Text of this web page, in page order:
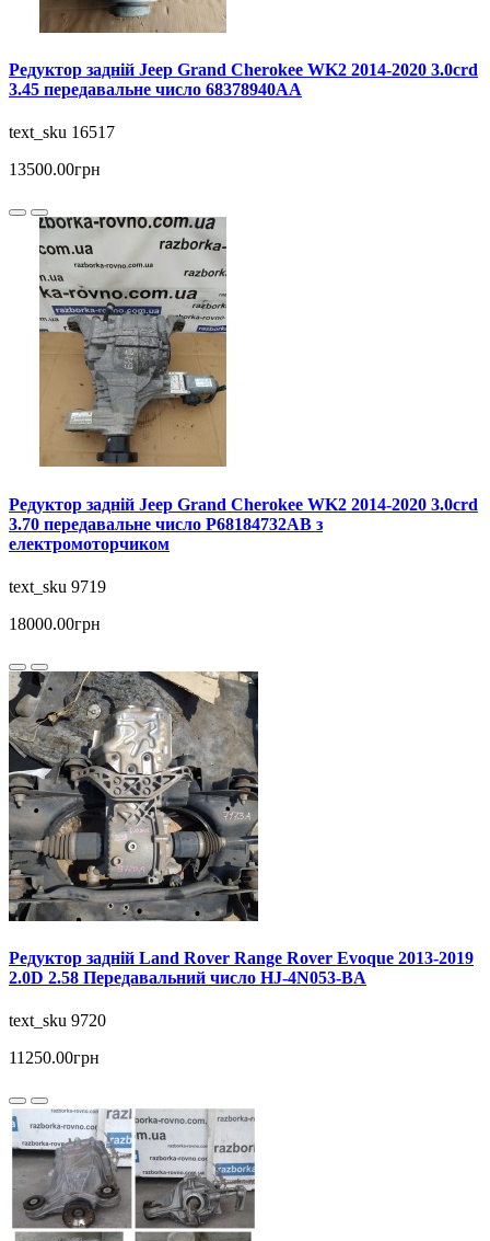
Редуктор задній Jeep Grand Cherokee WK2 2014-2020 3.0crd
3.45 передавальне число 68378940AA
text_sku 16517
13500.00грн
Редуктор задній Jeep Grand Cherokee WK2 2014-2020 3.0crd
3.70 передавальне число P68184732AB з
електромоторчиком
text_sku 9719
18000.00грн
Редуктор задній Land Rover Range Rover Evoque 2013-2019
2.0D 2.58 Передавальний число HJ-4N053-BA
text_sku 9720
11250.00грн